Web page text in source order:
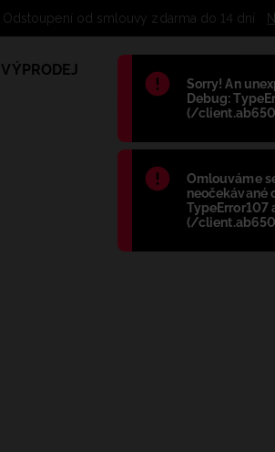
Błąd:
Sorry! An
Debug:
(/
Błąd:
Omlouváme
neočekávané
TypeError107
(/
Odstoupení od smlouvy zdarma do 14 dní
VÝPRODEJ